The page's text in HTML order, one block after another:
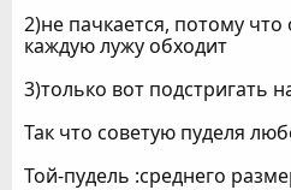
2)не пачкается, потому
каждую лужу обходит
3)только вот подстригать
Так что советую пуделя
Той-пудель :среднего